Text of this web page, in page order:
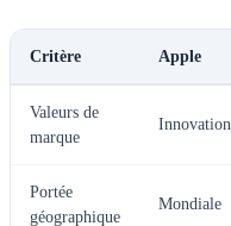
Critère Apple
Valeurs de
marque
Innovation
Portée
géographique
Mondiale